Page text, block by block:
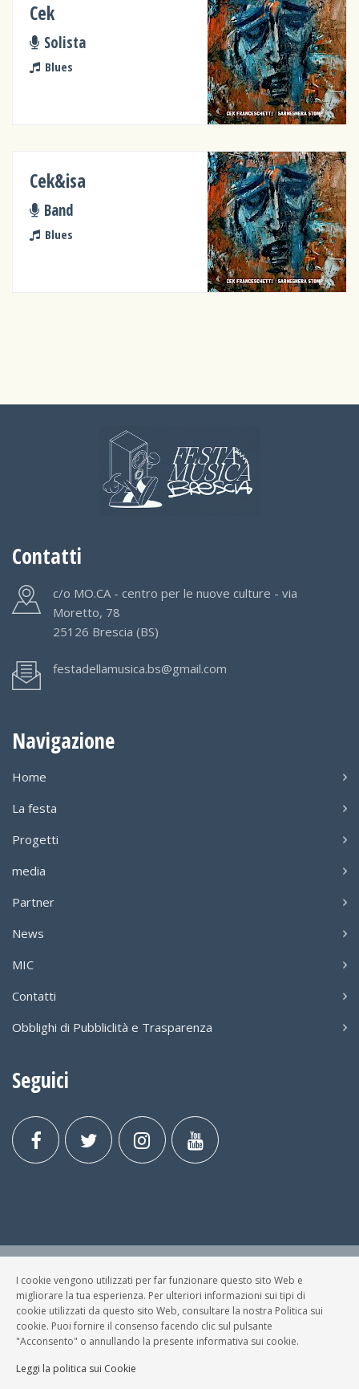
Cek
Solista
Blues
Cek&isa
Band
Blues
Contatti
c/o MO.CA - centro per le nuove culture - via
Moretto, 78
25126 Brescia (BS)
festadellamusica.bs@gmail.com
Navigazione
Home
La festa
Progetti
media
Partner
News
MIC
Contatti
Obblighi di Pubbliclità e Trasparenza
Seguici
© FESTA DELLA MUSICA BRESCIA Tutti i Diritti Riservati.
Privacy Policy
| Cookies
P. Iva e C.F.: 03699200980
I cookie vengono utilizzati per far funzionare questo sito Web e
migliorare la tua esperienza. Per ulteriori informazioni sui tipi di
cookie utilizzati da questo sito Web, consultare la nostra Politica sui
cookie. Puoi fornire il consenso facendo clic sul pulsante
"Acconsento" o annullando la presente informativa sui cookie.
Leggi la politica sui Cookie